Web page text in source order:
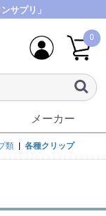
サプリ」
0
メーカー
類 各種クリップ